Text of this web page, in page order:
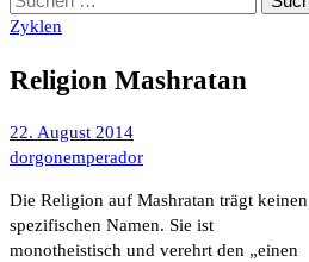
nach:
Zyklen
Religion Mashratan
22. August 2014
dorgonemperador
Die Religion auf Mashratan trägt keinen
spezifischen Namen. Sie ist
monotheistisch und verehrt den „einen